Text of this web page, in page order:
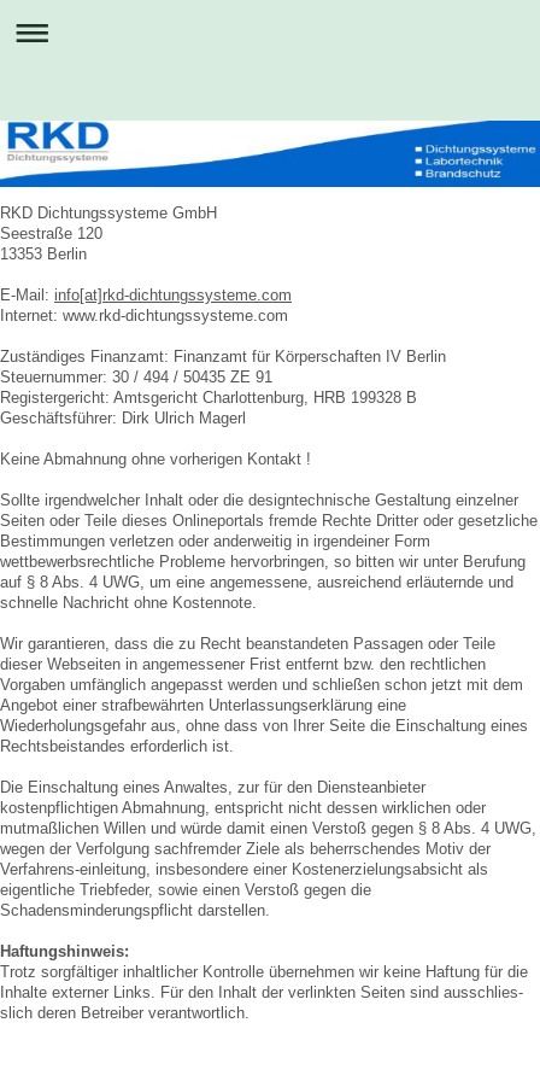
RKD Dichtungssysteme GmbH
Seestraße 120
13353 Berlin
E-Mail: info[at] rkd-dichtungssysteme.com
Internet: www.rkd-dichtungssysteme.com
Zuständiges Finanzamt: Finanzamt für Körperschaften IV Berlin
Steuernummer: 30 / 494 / 50435 ZE 91
Registergericht: Amtsgericht Charlottenburg, HRB 199328 B
Geschäftsführer: Dirk Ulrich Magerl
Keine Abmahnung ohne vorherigen Kontakt !
Sollte irgendwelcher Inhalt oder die designtechnische Gestaltung einzelner
Seiten oder Teile dieses Onlineportals fremde Rechte Dritter oder gesetzliche
Bestimmungen verletzen oder anderweitig in irgendeiner Form
wettbewerbsrechtliche Probleme hervorbringen, so bitten wir unter Berufung
auf § 8 Abs. 4 UWG, um eine angemessene, ausreichend erläuternde und
schnelle Nachricht ohne Kostennote.
Wir garantieren, dass die zu Recht beanstandeten Passagen oder Teile
dieser Webseiten in angemessener Frist entfernt bzw. den rechtlichen
Vorgaben umfänglich angepasst werden und schließen schon jetzt mit dem
Angebot einer strafbewährten Unterlassungserklärung eine
Wiederholungsgefahr aus, ohne dass von Ihrer Seite die Einschaltung eines
Rechtsbeistandes erforderlich ist.
Die Einschaltung eines Anwaltes, zur für den Diensteanbieter
kostenpflichtigen Abmahnung, entspricht nicht dessen wirklichen oder
mutmaßlichen Willen und würde damit einen Verstoß gegen § 8 Abs. 4 UWG,
wegen der Verfolgung sachfremder Ziele als beherrschendes Motiv der
Verfahrens-einleitung, insbesondere einer Kostenerzielungsabsicht als
eigentliche Triebfeder, sowie einen Verstoß gegen die
Schadensminderungspflicht darstellen.
Haftungshinweis:
Trotz sorgfältiger inhaltlicher Kontrolle übernehmen wir keine Haftung für die
Inhalte externer Links. Für den Inhalt der verlinkten Seiten sind ausschlies-
slich deren Betreiber verantwortlich.